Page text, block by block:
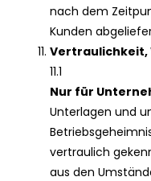
nach dem
Kunden
Vertraulichkeit,
11.1
Nur für
Unterlagen und
vertraulich
aus den